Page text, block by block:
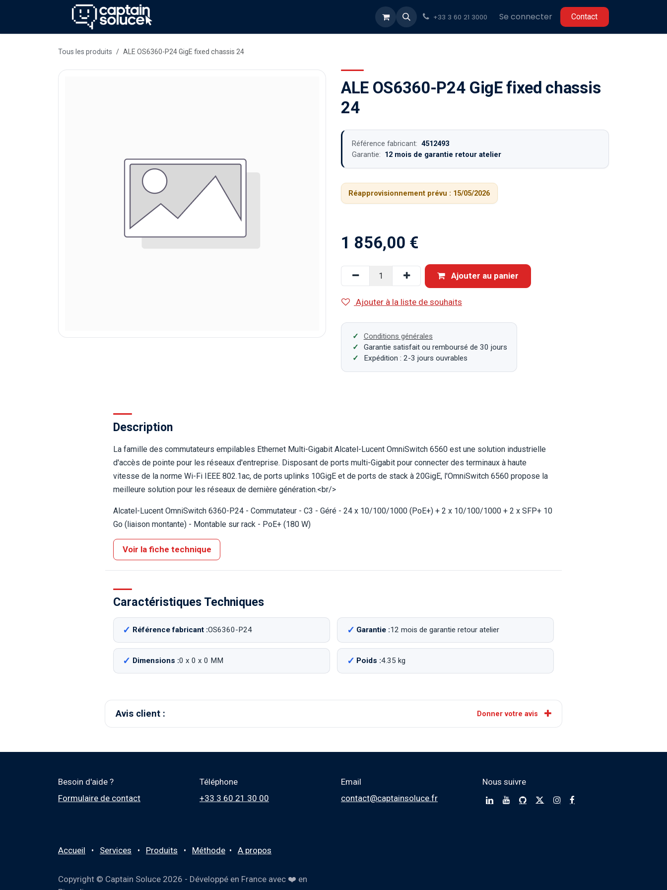
Se rendre au contenu
+33 3 60 21 3000 Se connecter C​​ontact
Tous les produits ALE OS6360-P24 GigE fixed chassis 24
ALE OS6360-P24 GigE fixed chassis
24
Référence fabricant: 4512493
Garantie: 12 mois de garantie retour atelier
Réapprovisionnement prévu : 15/05/2026
1 856,00 €
Ajouter au panier
Ajouter à la liste de souhaits
Conditions générales
Garantie satisfait ou remboursé de 30 jours
Expédition : 2-3 jours ouvrables
Description
La famille des commutateurs empilables Ethernet Multi-Gigabit Alcatel-Lucent OmniSwitch 6560 est une solution industrielle
d'accès de pointe pour les réseaux d'entreprise. Disposant de ports multi-Gigabit pour connecter des terminaux à haute
vitesse de la norme Wi-Fi IEEE 802.1ac, de ports uplinks 10GigE et de ports de stack à 20GigE, l'OmniSwitch 6560 propose la
meilleure solution pour les réseaux de dernière génération.<br/>
Alcatel-Lucent OmniSwitch 6360-P24 - Commutateur - C3 - Géré - 24 x 10/100/1000 (PoE+) + 2 x 10/100/1000 + 2 x SFP+ 10
Go (liaison montante) - Montable sur rack - PoE+ (180 W)
Voir la fiche technique
Caractéristiques Techniques
Référence fabricant :OS6360-P24 Garantie :12 mois de garantie retour atelier
Dimensions :0 x 0 x 0 MM Poids :4.35 kg
Avis client : Donner votre avis
Besoin d'aide ?
Formulaire de contact
Téléphone
+33 3 60 21 30 00
Email
contact@captainsoluce.fr
Nous suivre
Accueil • Services • Produits • Méthode • A propos
Copyright © Captain Soluce 2026 - Développé en France avec ❤️ en